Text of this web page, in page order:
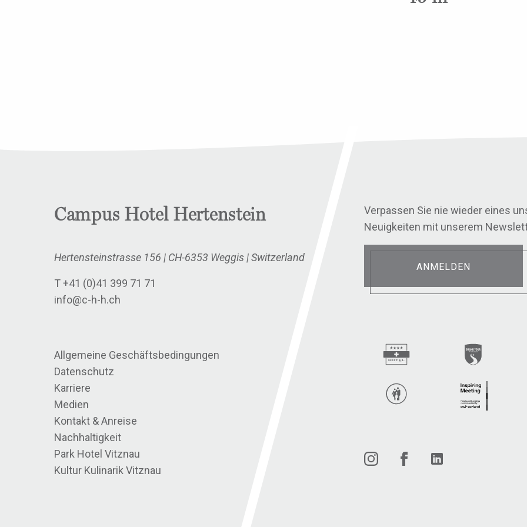
Campus Hotel Hertenstein
Hertensteinstrasse 156 | CH-6353 Weggis|Switzerland
T +41 (0)41 399 71 71
info@c-h-h.ch
Allgemeine Geschäftsbedingungen
Datenschutz
Karriere
Medien
Kontakt & Anreise
Nachhaltigkeit
Park Hotel Vitznau
Kultur Kulinarik Vitznau
Verpassen Sie nie wieder eines
Neuigkeiten mit unserem
ANMELDEN